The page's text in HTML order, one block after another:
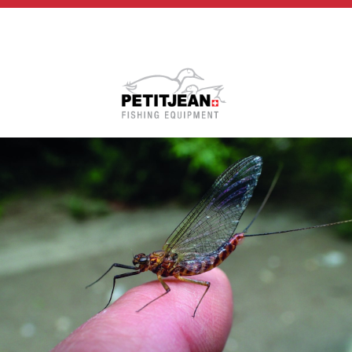
Vidéos
MP-Books
Press